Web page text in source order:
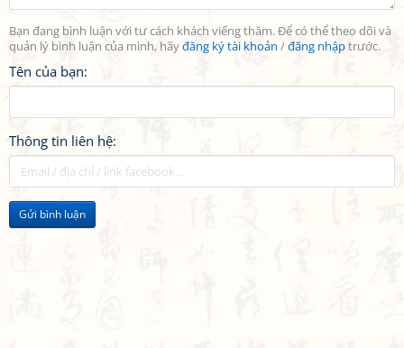
Bạn đang bình luận với tư cách khách viếng thăm. Để có thể theo dõi và
quản lý bình luận của mình, hãyđăng ký tài khoản /đăng nhậptrước.
Tên của bạn:
Thông tin liên hệ:
Gửi bình luận